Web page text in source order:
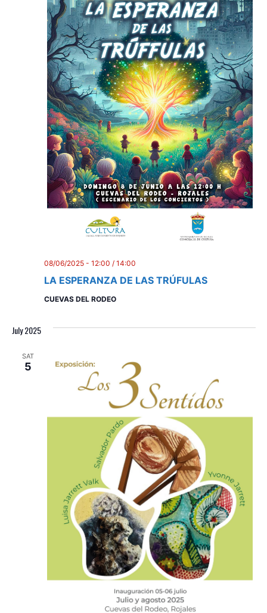
LA ESPERANZA DE LAS TRÚFULAS
08/06/2025 - 12:00 / 14:00
CUEVAS DEL RODEO
July 2025
SAT
5